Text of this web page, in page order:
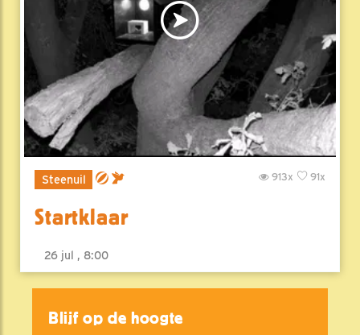
Steenuil 91x
913x
Startklaar
26 jul , 8:00
Blijf op de hoogte